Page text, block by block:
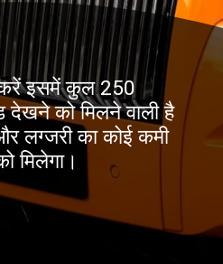
करें इसमें कुल 250
देखने को मिलने वाली है
लग्जरी का कोई कमी
मिलेगा।